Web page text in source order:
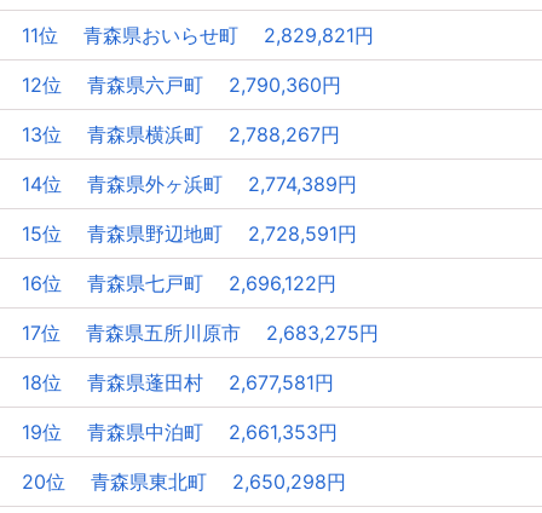
11位 青森県おいらせ町 2,829,821円
12位 青森県六戸町 2,790,360円
13位 青森県横浜町 2,788,267円
14位 青森県外ヶ浜町 2,774,389円
15位 青森県野辺地町 2,728,591円
16位 青森県七戸町 2,696,122円
17位 青森県五所川原市 2,683,275円
18位 青森県蓬田村 2,677,581円
19位 青森県中泊町 2,661,353円
20位 青森県東北町 2,650,298円